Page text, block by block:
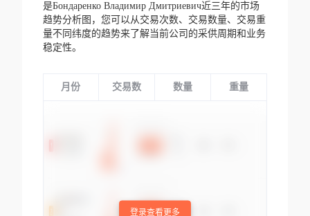
是Бондаренко Владимир Дмитриевич近三年的市场
趋势分析图，您可以从交易次数、交易数量、交易重
量不同纬度的趋势来了解当前公司的采供周期和业务
稳定性。
月份 交易数 数量 重量
登录查看更多